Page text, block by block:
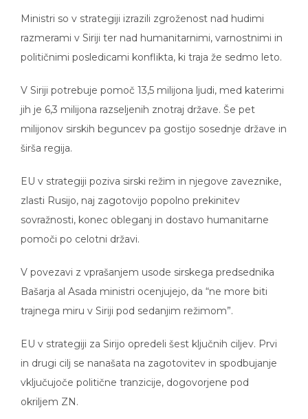
Ministri so v strategiji izrazili zgroženost nad hudimi
razmerami v Siriji ter nad humanitarnimi, varnostnimi in
političnimi posledicami konflikta, ki traja že sedmo leto.
V Siriji potrebuje pomoč 13,5 milijona ljudi, med katerimi
jih je 6,3 milijona razseljenih znotraj države. Še pet
milijonov sirskih beguncev pa gostijo sosednje države in
širša regija.
EU v strategiji poziva sirski režim in njegove zaveznike,
zlasti Rusijo, naj zagotovijo popolno prekinitev
sovražnosti, konec obleganj in dostavo humanitarne
pomoči po celotni državi.
V povezavi z vprašanjem usode sirskega predsednika
Bašarja al Asada ministri ocenjujejo, da “ne more biti
trajnega miru v Siriji pod sedanjim režimom”.
EU v strategiji za Sirijo opredeli šest ključnih ciljev. Prvi
in drugi cilj se nanašata na zagotovitev in spodbujanje
vključujoče politične tranzicije, dogovorjene pod
okriljem ZN.